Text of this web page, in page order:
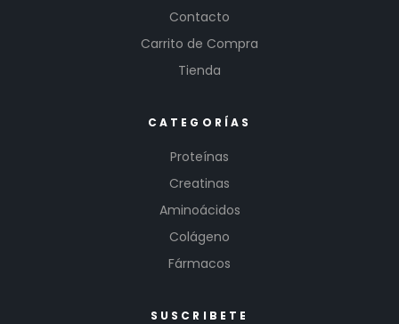
Contacto
Carrito de Compra
Tienda
CATEGORÍAS
Proteínas
Creatinas
Aminoácidos
Colágeno
Fármacos
SUSCRIBETE